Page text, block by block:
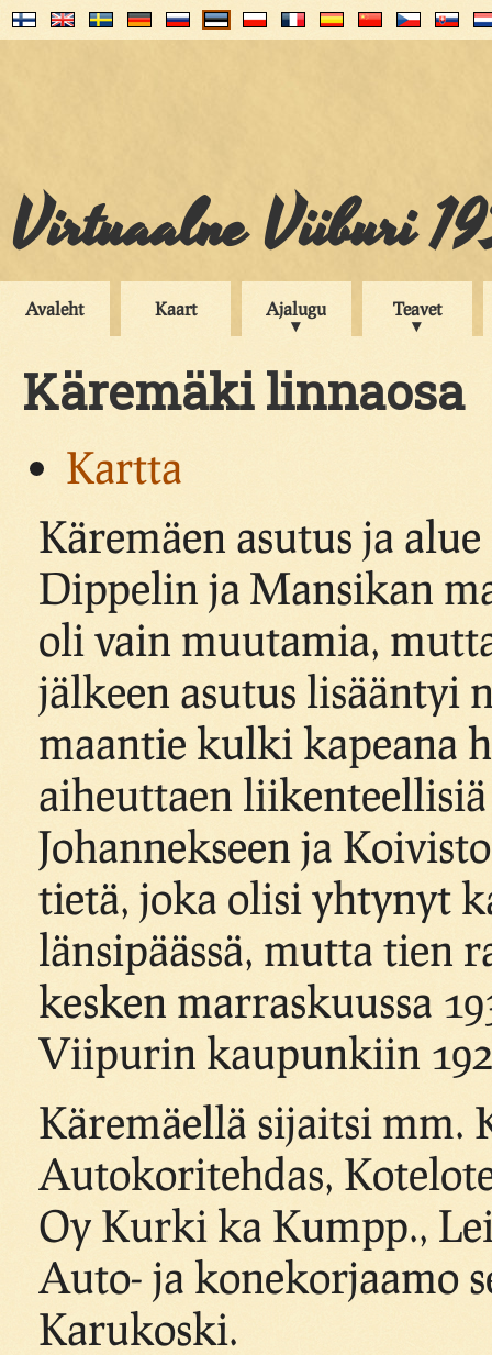
Virtuaalne Viiburi
Avaleht Kaart Ajalugu Teavet
Käremäki linnaosa
Kartta
Käremäen asutus ja
Dippelin ja Mansikan
oli vain muutamia,
jälkeen asutus lisääntyi
maantie kulki kapeana
aiheuttaen
Johannekseen ja
tietä, joka olisi yhtynyt
länsipäässä, mutta tien
kesken marraskuussa
Viipurin kaupunkiin
Käremäellä sijaitsi mm.
Autokoritehdas,
Oy Kurki ka Kumpp.,
Auto- ja konekorjaamo
Karukoski.